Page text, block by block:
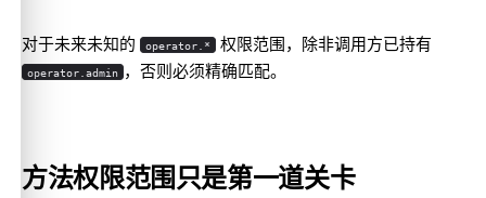
对于未来未知的 operator.* 权限范围，除非调用方已持有
operator.admin ，否则必须精确匹配。
方法权限范围只是第一道关卡